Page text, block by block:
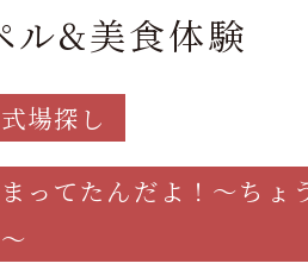
ル&美食体験
場探し
ってたんだよ！～ちょ